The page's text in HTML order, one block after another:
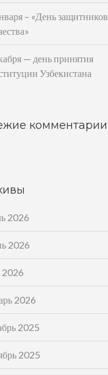
– «День защитников
— день принятия
Узбекистана
комментарии
2026
2026
2026
2025
2025